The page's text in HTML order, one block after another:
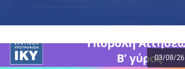
03/08/26